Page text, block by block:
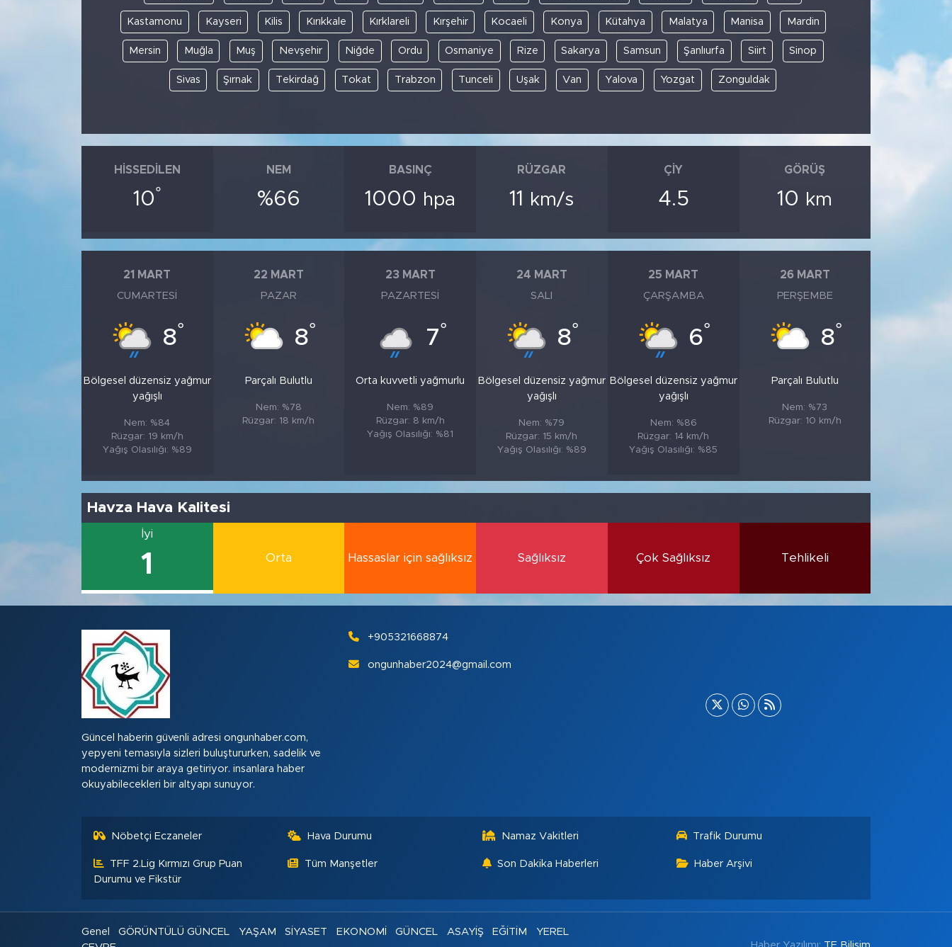
Kastamonu Kayseri Kilis Kırıkkale Kırklareli Kırşehir Kocaeli Konya Kütahya Malatya Manisa Mardin
Mersin Muğla Muş Nevşehir Niğde Ordu Osmaniye Rize Sakarya Samsun Şanlıurfa Siirt Sinop
Sivas Şırnak Tekirdağ Tokat Trabzon Tunceli Uşak Van Yalova Yozgat Zonguldak
HISSEDILEN
10°
NEM
%66
BASINÇ
1000 hpa
RÜZGAR
11 km/s
ÇIY
4.5
GÖRÜŞ
10 km
21 MART
CUMARTESI
8°
Bölgesel düzensiz yağmur
yağışlı
Nem: %84
Rüzgar: 19 km/h
Yağış Olasılığı: %89
22 MART
PAZAR
8°
Parçalı Bulutlu
Nem: %78
Rüzgar: 18 km/h
23 MART
PAZARTESI
7°
Orta kuvvetli yağmurlu
Nem: %89
Rüzgar: 8 km/h
Yağış Olasılığı: %81
24 MART
SALI
8°
Bölgesel düzensiz yağmur
yağışlı
Nem: %79
Rüzgar: 15 km/h
Yağış Olasılığı: %89
25 MART
ÇARŞAMBA
6°
Bölgesel düzensiz yağmur
yağışlı
Nem: %86
Rüzgar: 14 km/h
Yağış Olasılığı: %85
26 MART
PERŞEMBE
8°
Parçalı Bulutlu
Nem: %73
Rüzgar: 10 km/h
Havza Hava Kalitesi
İyi
1 Orta Hassaslar için sağlıksız Sağlıksız Çok Sağlıksız Tehlikeli
Güncel haberin güvenli adresi ongunhaber.com,
yepyeni temasıyla sizleri buluştururken, sadelik ve
modernizmi bir araya getiriyor. insanlara haber
okuyabilecekleri bir altyapı sunuyor.
+905321668874
ongunhaber2024@gmail.com
Nöbetçi Eczaneler Hava Durumu Namaz Vakitleri Trafik Durumu
TFF 2.Lig Kırmızı Grup Puan
Durumu ve Fikstür
Tüm Manşetler Son Dakika Haberleri Haber Arşivi
Genel GÖRÜNTÜLÜ GÜNCEL YAŞAM SİYASET EKONOMİ GÜNCEL ASAYİŞ EĞİTİM
YEREL